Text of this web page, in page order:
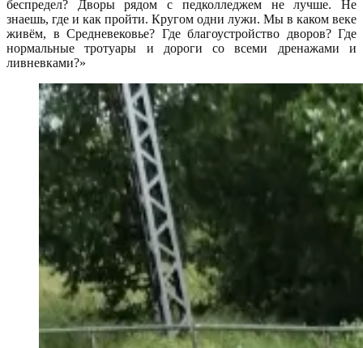
беспредел? Дворы рядом с педколледжем не лучше. Не
знаешь, где и как пройти. Кругом одни лужи. Мы в каком веке
живём, в Средневековье? Где благоустройство дворов? Где
нормальные тротуары и дороги со всеми дренажами и
ливневками?»